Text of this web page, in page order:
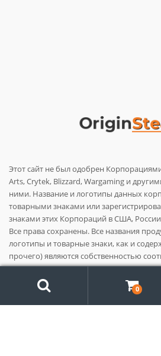
Этот сайт не был одобрен
Arts, Crytek, Blizzard, Wargaming и
ними. Название и логотипы данных
товарными знаками или
знаками этих Корпораций в США,
Все права сохранены. Все названия
логотипы и товарные знаки, как и
прочего) являются собственностью
0